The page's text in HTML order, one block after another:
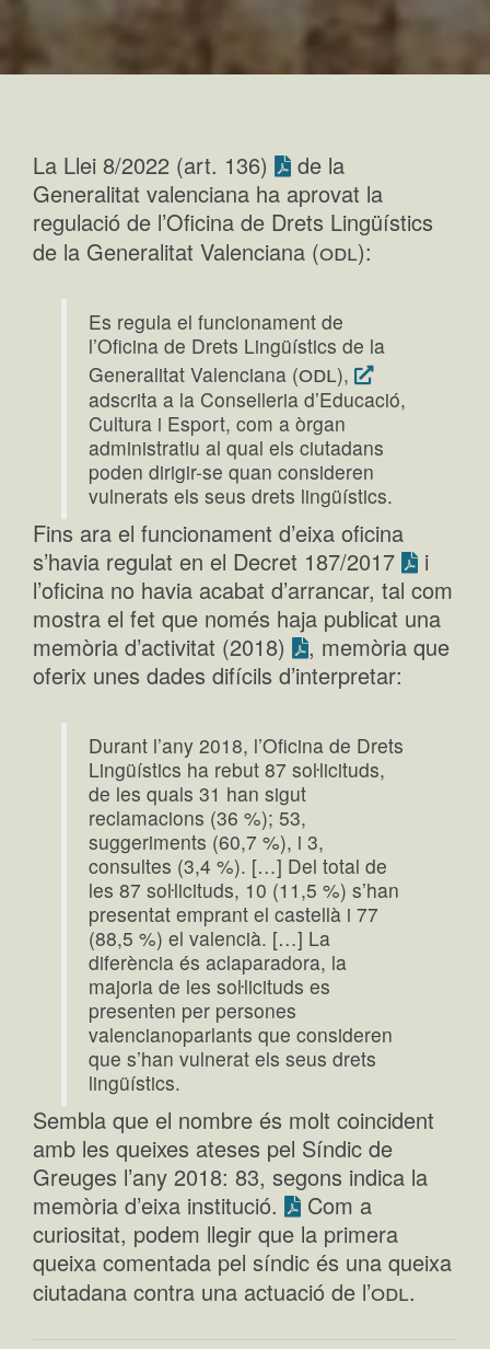
La Llei 8/2022 (art. 136)
de la
Generalitat valenciana ha aprovat la
regulació de l’Oficina de Drets Lingüístics
de la Generalitat Valenciana (odl):
Es regula el funcionament de
l’Oficina de Drets Lingüístics de la
Generalitat Valenciana (odl),
adscrita a la Conselleria d’Educació,
Cultura i Esport, com a òrgan
administratiu al qual els ciutadans
poden dirigir-se quan consideren
vulnerats els seus drets lingüístics.
Fins ara el funcionament d’eixa oficina
s’havia regulat en el Decret 187/2017
i
l’oficina no havia acabat d’arrancar, tal com
mostra el fet que només haja publicat una
memòria d’activitat (2018)
, memòria que
oferix unes dades difícils d’interpretar:
Durant l’any 2018, l’Oficina de Drets
Lingüístics ha rebut 87 soŀlicituds,
de les quals 31 han sigut
reclamacions (36 %); 53,
suggeriments (60,7 %), i 3,
consultes (3,4 %). […] Del total de
les 87 soŀlicituds, 10 (11,5 %) s’han
presentat emprant el castellà i 77
(88,5 %) el valencià. […] La
diferència és aclaparadora, la
majoria de les soŀlicituds es
presenten per persones
valencianoparlants que consideren
que s’han vulnerat els seus drets
lingüístics.
Sembla que el nombre és molt coincident
amb les queixes ateses pel Síndic de
Greuges l’any 2018: 83, segons indica la
memòria d’eixa institució.
Com a
curiositat, podem llegir que la primera
queixa comentada pel síndic és una queixa
ciutadana contra una actuació de l’odl.